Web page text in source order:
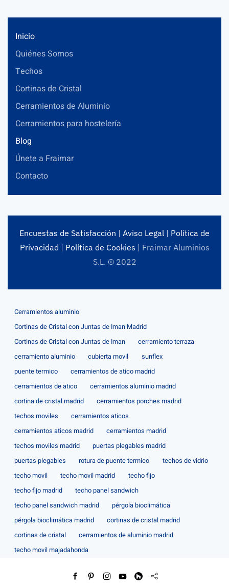
Inicio
Quiénes Somos
Techos
Cortinas de Cristal
Cerramientos de Aluminio
Cerramientos para hostelería
Blog
Únete a Fraimar
Contacto
Encuestas de Satisfacción | Aviso Legal | Política de
Privacidad | Política de Cookies | Fraimar Aluminios
S.L. © 2022
Cerramientos aluminio
Cortinas de Cristal con Juntas de Iman Madrid
Cortinas de Cristal con Juntas de Iman
cerramiento terraza
cerramiento aluminio
cubierta movil
sunflex
puente termico
cerramientos de atico madrid
cerramientos de atico
cerramientos aluminio madrid
cortina de cristal madrid
cerramientos porches madrid
techos moviles
cerramientos aticos
cerramientos aticos madrid
cerramientos madrid
techos moviles madrid
puertas plegables madrid
puertas plegables
rotura de puente termico
techos de vidrio
techo movil
techo movil madrid
techo fijo
techo fijo madrid
techo panel sandwich
techo panel sandwich madrid
pérgola bioclimática
pérgola bioclimática madrid
cortinas de cristal madrid
cortinas de cristal
cerramientos de aluminio madrid
techo movil majadahonda